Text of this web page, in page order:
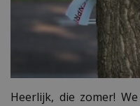
Heerlijk, die zomer!